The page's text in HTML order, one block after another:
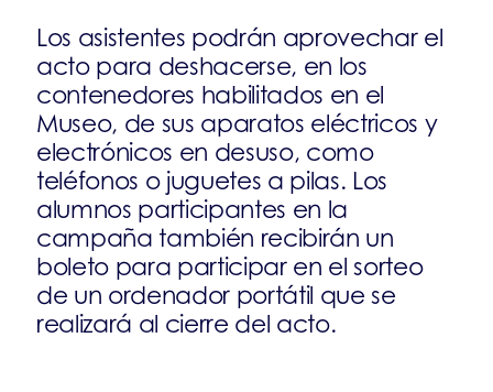
Los asistentes podrán aprovechar el
acto para deshacerse, en los
contenedores habilitados en el
Museo, de sus aparatos eléctricos y
electrónicos en desuso, como
teléfonos o juguetes a pilas. Los
alumnos participantes en la
campaña también recibirán un
boleto para participar en el sorteo
de un ordenador portátil que se
realizará al cierre del acto.